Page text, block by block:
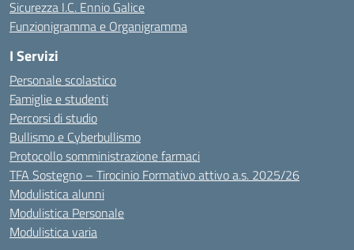
Sicurezza I.C. Ennio Galice
Funzionigramma e Organigramma
I Servizi
Personale scolastico
Famiglie e studenti
Percorsi di studio
Bullismo e Cyberbullismo
Protocollo somministrazione farmaci
TFA Sostegno – Tirocinio Formativo attivo a.s. 2025/26
Modulistica alunni
Modulistica Personale
Modulistica varia